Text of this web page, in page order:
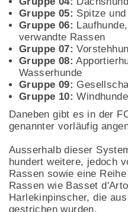
Gruppe 05: Spitze
Gruppe 06:
verwandte Rassen
Gruppe 07:
Gruppe 08:
Wasserhunde
Gruppe 09:
Gruppe 10: Windhunde
Daneben gibt es in der
genannter vorläufig
Ausserhalb dieser
hundert weitere, jedoch
Rassen sowie eine
Rassen wie Basset
Harlekinpinscher, die
gestrichen wurden.